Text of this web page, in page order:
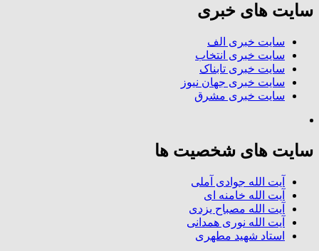
سایت های خبری
سایت خبری الف
سایت خبری انتخاب
سایت خبری تابناک
سایت خبری جهان نیوز
سایت خبری مشرق
سایت های شخصیت ها
آیت الله جوادی آملی
آیت الله خامنه ای
آیت الله مصباح یزدی
آیت الله نوری همدانی
استاد شهید مطهری